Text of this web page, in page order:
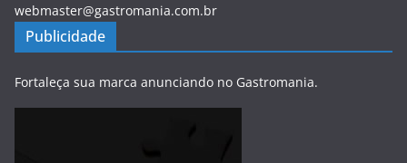
webmaster@gastromania.com.br
Publicidade
Fortaleça sua marca anunciando no Gastromania.